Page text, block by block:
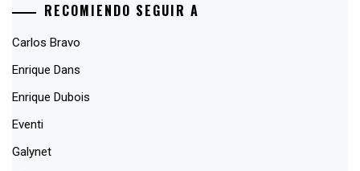
RECOMIENDO SEGUIR A
Carlos Bravo
Enrique Dans
Enrique Dubois
Eventi
Galynet